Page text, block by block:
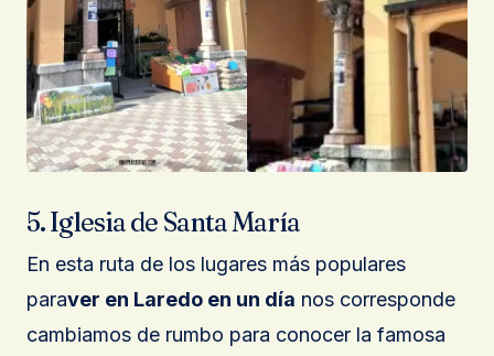
5. Iglesia de Santa María
En esta ruta de los lugares más populares
paraver en Laredo en un día nos corresponde
cambiamos de rumbo para conocer la famosa